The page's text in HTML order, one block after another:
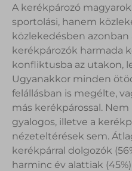
A kerékpározó
sportolási, hanem
közlekedésben
kerékpározók harmada
konfliktusba az utakon,
Ugyanakkor minden
felállásban is megélte,
más kerékpárossal.
gyalogos, illetve a
nézeteltérések sem.
kerékpárral dolgozók
harminc év alattiak (45%)